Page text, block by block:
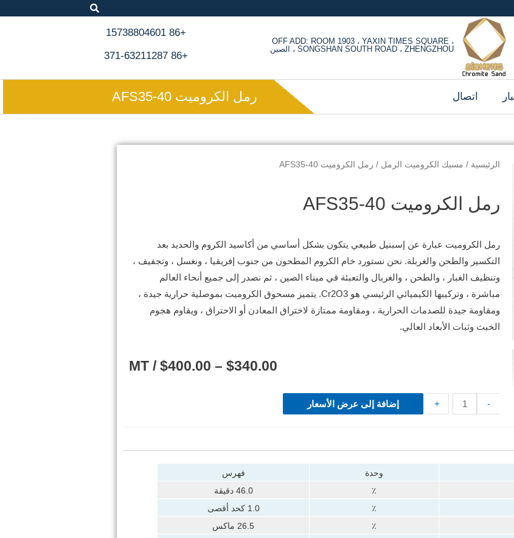
OFF ADD: ROOM 1903 ، YAXIN TIMES SQUARE ،
SONGSHAN SOUTH ROAD ، ZHENGZHOU ، الصين
+86 15738804601
+86 371-63211287
اتصال رمل الكروميت AFS35-40
الرئيسية / مسبك الكروميت الرمل / رمل الكروميت AFS35-40
رمل الكروميت AFS35-40
رمل الكروميت عبارة عن إسبنيل طبيعي يتكون بشكل أساسي من أكاسيد الكروم والحديد بعد
التكسير والطحن والغربلة. نحن نستورد خام الكروم المطحون من جنوب إفريقيا ، ونغسل ، وتجفيف ،
وتنظيف الغبار ، والطحن ، والغربال والتعبئة في ميناء الصين ، ثم نصدر إلى جميع أنحاء العالم
مباشرة ، وتركيبها الكيميائي الرئيسي هو Cr2O3.
يتميز مسحوق الكروميت بموصلية حرارية جيدة ،
ومقاومة جيدة للصدمات الحرارية ، ومقاومة ممتازة لاختراق المعادن أو الاحتراق ، ويقاوم هجوم
الخبث وثبات الأبعاد العالي.
$340.00
–
$400.00
/ MT
-
+ إضافة إلى عرض الأسعار
وحدة
فهرس
٪
46.0 دقيقة
٪
1.0 كحد أقصى
٪
26.5 ماكس